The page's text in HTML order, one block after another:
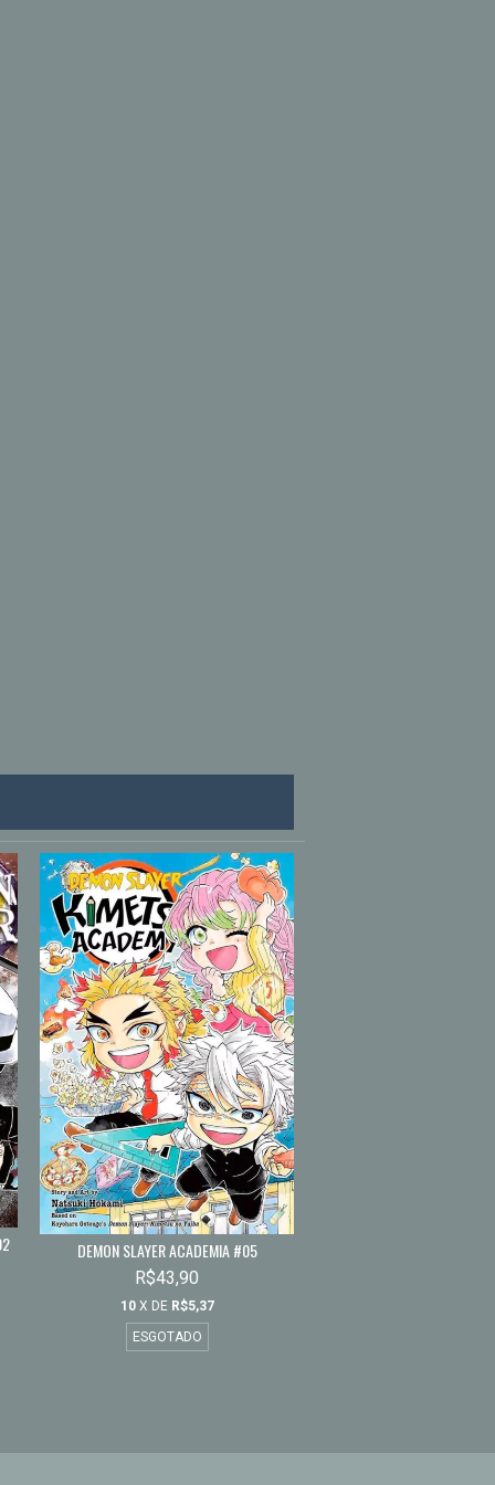
DEMON SLAYER ACADEMIA #05
R$43,90
10 X DE R$5,37
ESGOTADO